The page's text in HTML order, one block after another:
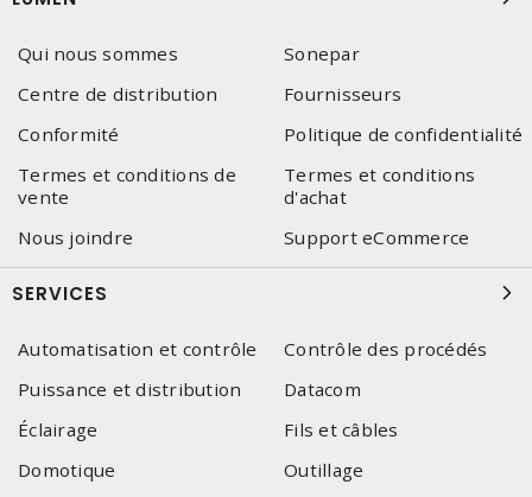
Qui nous sommes
Sonepar
Centre de distribution
Fournisseurs
Conformité
Politique de confidentialité
Termes et conditions de
vente
Termes et conditions
d'achat
Nous joindre
Support eCommerce
SERVICES
Automatisation et contrôle
Contrôle des procédés
Puissance et distribution
Datacom
Éclairage
Fils et câbles
Domotique
Outillage